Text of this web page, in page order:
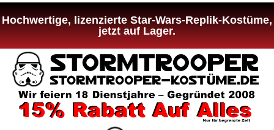
Hochwertige, lizenzierte Star-Wars-Replik-Kostüme,
jetzt auf Lager.